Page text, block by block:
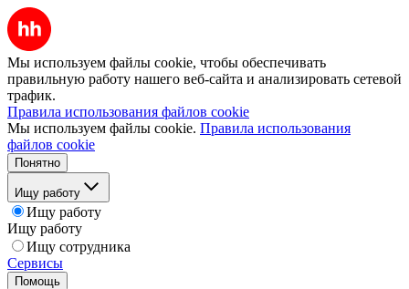
Мы используем файлы cookie, чтобы обеспечивать
правильную работу нашего веб-сайта и анализировать сетевой
трафик.
Правила использования файлов cookie
Мы используем файлы cookie. Правила использования
файлов cookie
Понятно
Ищу работу
Ищу работу
Ищу работу
Ищу сотрудника
Сервисы
Помощь